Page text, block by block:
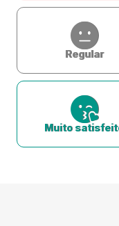
Regular
Muito